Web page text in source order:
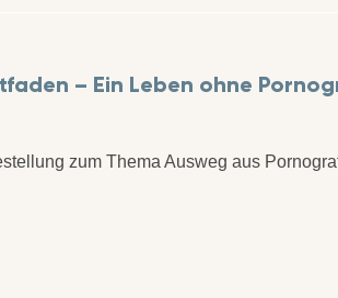
– Ein Leben ohne
zum Thema Ausweg aus